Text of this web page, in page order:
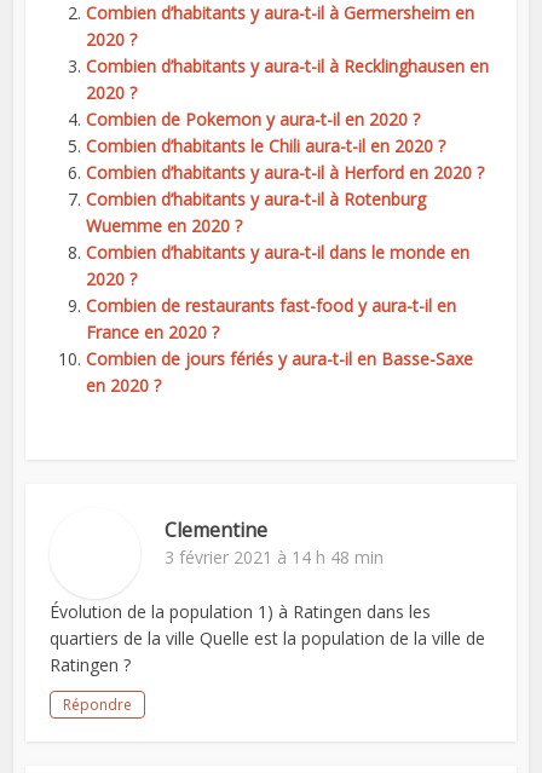
Combien d’habitants y aura-t-il à Germersheim en
2020 ?
Combien d’habitants y aura-t-il à Recklinghausen en
2020 ?
Combien de Pokemon y aura-t-il en 2020 ?
Combien d’habitants le Chili aura-t-il en 2020 ?
Combien d’habitants y aura-t-il à Herford en 2020 ?
Combien d’habitants y aura-t-il à Rotenburg
Wuemme en 2020 ?
Combien d’habitants y aura-t-il dans le monde en
2020 ?
Combien de restaurants fast-food y aura-t-il en
France en 2020 ?
Combien de jours fériés y aura-t-il en Basse-Saxe
en 2020 ?
Clementine
3 février 2021 à 14 h 48 min
Évolution de la population 1) à Ratingen dans les
quartiers de la ville Quelle est la population de la ville de
Ratingen ?
Répondre